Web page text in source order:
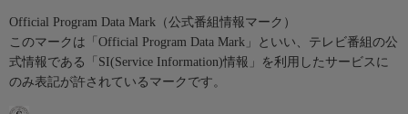
Official Program Data Mark（公式番組情報マーク）
このマークは「Official Program Data Mark」といい、テレビ番組の公
式情報である「SI(Service Information)情報」を利用したサービスに
のみ表記が許されているマークです。